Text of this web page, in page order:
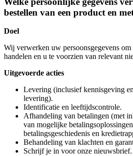
bestellen van een product en
Doel
Wij verwerken uw persoonsgegevens
handelen en u te voorzien van relevant
Uitgevoerde acties
Levering (inclusief kennisgeving
levering).
Identificatie en leeftijdscontrole.
Afhandeling van betalingen (met
van mogelijke
betalingsgeschiedenis en
Behandeling van klachten en
Schrijf je in voor onze nieuwsbrief.